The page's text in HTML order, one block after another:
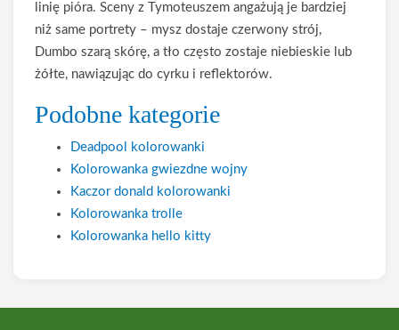
linię pióra. Sceny z Tymoteuszem angażują je bardziej
niż same portrety – mysz dostaje czerwony strój,
Dumbo szarą skórę, a tło często zostaje niebieskie lub
żółte, nawiązując do cyrku i reflektorów.
Podobne kategorie
Deadpool kolorowanki
Kolorowanka gwiezdne wojny
Kaczor donald kolorowanki
Kolorowanka trolle
Kolorowanka hello kitty